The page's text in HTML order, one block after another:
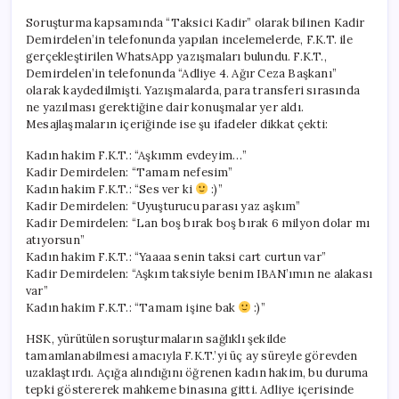
Soruşturma kapsamında “Taksici Kadir” olarak bilinen Kadir
Demirdelen’in telefonunda yapılan incelemelerde, F.K.T. ile
gerçekleştirilen WhatsApp yazışmaları bulundu. F.K.T.,
Demirdelen’in telefonunda “Adliye 4. Ağır Ceza Başkanı”
olarak kaydedilmişti. Yazışmalarda, para transferi sırasında
ne yazılması gerektiğine dair konuşmalar yer aldı.
Mesajlaşmaların içeriğinde ise şu ifadeler dikkat çekti:
Kadın hakim F.K.T.: “Aşkımm evdeyim…”
Kadir Demirdelen: “Tamam nefesim”
Kadın hakim F.K.T.: “Ses ver ki
:)”
Kadir Demirdelen: “Uyuşturucu parası yaz aşkım”
Kadir Demirdelen: “Lan boş bırak boş bırak 6 milyon dolar mı
atıyorsun”
Kadın hakim F.K.T.: “Yaaaa senin taksi cart curtun var”
Kadir Demirdelen: “Aşkım taksiyle benim IBAN’ımın ne alakası
var”
Kadın hakim F.K.T.: “Tamam işine bak
:)”
HSK, yürütülen soruşturmaların sağlıklı şekilde
tamamlanabilmesi amacıyla F.K.T.’yi üç ay süreyle görevden
uzaklaştırdı. Açığa alındığını öğrenen kadın hakim, bu duruma
tepki göstererek mahkeme binasına gitti. Adliye içerisinde